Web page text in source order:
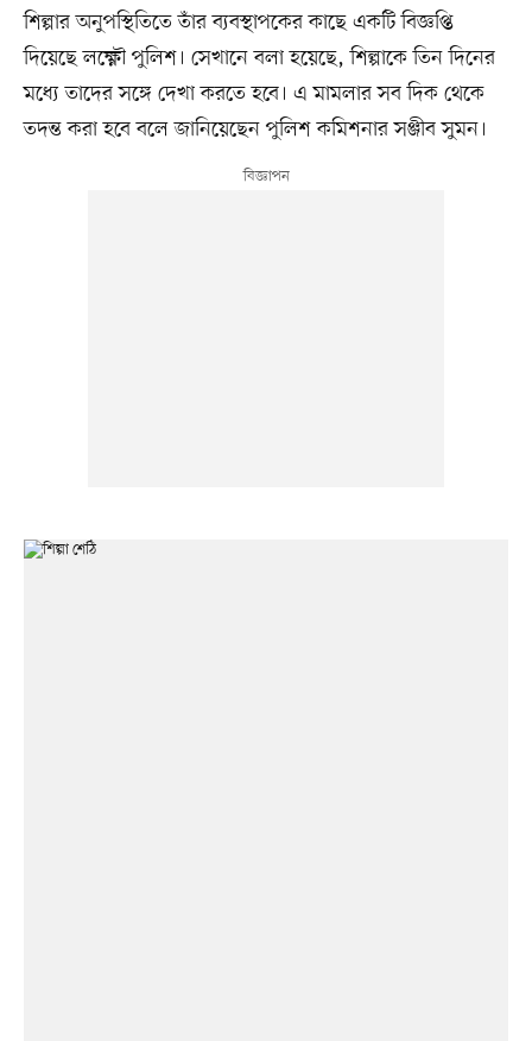
শিল্পার অনুপস্থিতিতে তাঁর ব্যবস্থাপকের কাছে একটি বিজ্ঞপ্তি
দিয়েছে লক্ষ্ণৌ পুলিশ। সেখানে বলা হয়েছে, শিল্পাকে তিন দিনের
মধ্যে তাদের সঙ্গে দেখা করতে হবে। এ মামলার সব দিক থেকে
তদন্ত করা হবে বলে জানিয়েছেন পুলিশ কমিশনার সঞ্জীব সুমন।